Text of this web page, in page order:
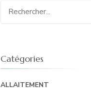
Recherche
pour
Catégories
ALLAITEMENT